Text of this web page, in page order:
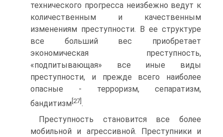
технического прогресса неизбежно ведут к
количественным и качественным
изменениям преступности. В ее структуре
все больший вес приобретает
экономическая преступность,
«подпитывающая» все иные виды
преступности, и прежде всего наиболее
опасные - терроризм, сепаратизм,
бандитизм [27] .
Преступность становится все более
мобильной и агрессивной. Преступники и